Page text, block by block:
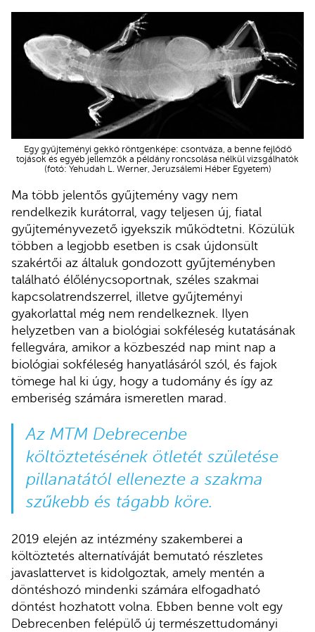
Egy gyűjteményi gekkó röntgenképe: csontváza, a benne fejlődő
tojások és egyéb jellemzők a példány roncsolása nélkül vizsgálhatók
(fotó: Yehudah L. Werner, Jeruzsálemi Héber Egyetem)
Ma több jelentős gyűjtemény vagy nem
rendelkezik kurátorral, vagy teljesen új, fiatal
gyűjteményvezető igyekszik működtetni. Közülük
többen a legjobb esetben is csak újdonsült
szakértői az általuk gondozott gyűjteményben
található élőlénycsoportnak, széles szakmai
kapcsolatrendszerrel, illetve gyűjteményi
gyakorlattal még nem rendelkeznek. Ilyen
helyzetben van a biológiai sokféleség kutatásának
fellegvára, amikor a közbeszéd nap mint nap a
biológiai sokféleség hanyatlásáról szól, és fajok
tömege hal ki úgy, hogy a tudomány és így az
emberiség számára ismeretlen marad.
Az MTM Debrecenbe
költöztetésének ötletét születése
pillanatától ellenezte a szakma
szűkebb és tágabb köre.
2019 elején az intézmény szakemberei a
költöztetés alternatíváját bemutató részletes
javaslattervet is kidolgoztak, amely mentén a
döntéshozó mindenki számára elfogadható
döntést hozhatott volna. Ebben benne volt egy
Debrecenben felépülő új természettudományi